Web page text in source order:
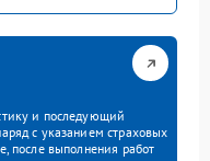
и последующий
с указанием страховых
после выполнения работ